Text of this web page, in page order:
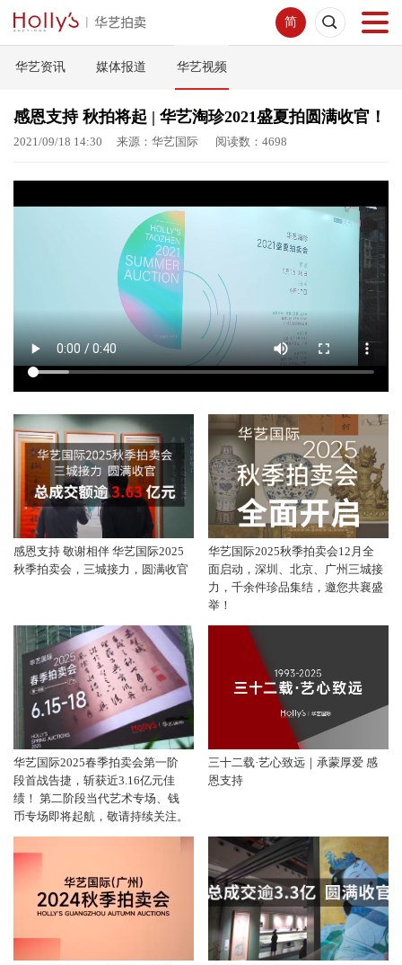
简
首页
拍卖预展
新闻中心
关于我们
华艺资讯 媒体报道 华艺视频
感恩支持 秋拍将起 | 华艺淘珍2021盛夏拍圆满收官！
2021/09/18 14:30 来源：华艺国际 阅读数：4698
感恩支持 敬谢相伴 华艺国际2025
秋季拍卖会，三城接力，圆满收官
华艺国际2025秋季拍卖会12月全
面启动，深圳、北京、广州三城接
力，千余件珍品集结，邀您共襄盛
举！
华艺国际2025春季拍卖会第一阶
段首战告捷，斩获近3.16亿元佳
绩！ 第二阶段当代艺术专场、钱
币专场即将起航，敬请持续关注。
三十二载·艺心致远｜承蒙厚爱 感
恩支持